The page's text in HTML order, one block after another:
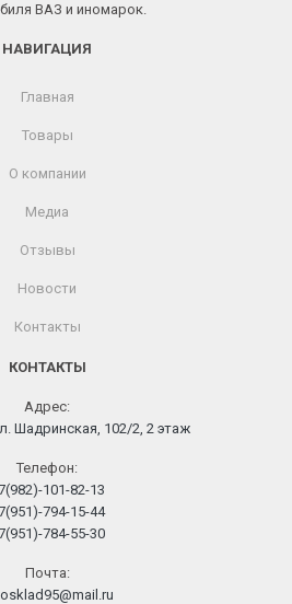
ВАЗ и иномарок.
НАВИГАЦИЯ
Главная
Товары
О компании
Медиа
Отзывы
Новости
Контакты
КОНТАКТЫ
Адрес:
Шадринская, 102/2, 2 этаж
Телефон:
101-82-13
794-15-44
784-55-30
Почта: